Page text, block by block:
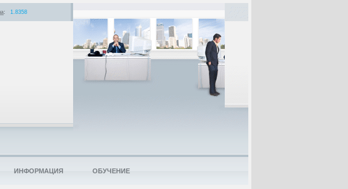
: 1.8358
ИНФОРМАЦИЯ ОБУЧЕНИЕ